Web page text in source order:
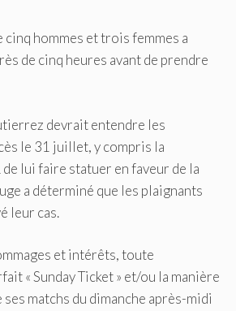
cinq hommes et trois femmes a
de cinq heures avant de prendre
devrait entendre les
le 31 juillet, y compris la
de lui faire statuer en faveur de la
a déterminé que les plaignants
leur cas.
et intérêts, toute
« Sunday Ticket » et/ou la manière
matchs du dimanche après-midi